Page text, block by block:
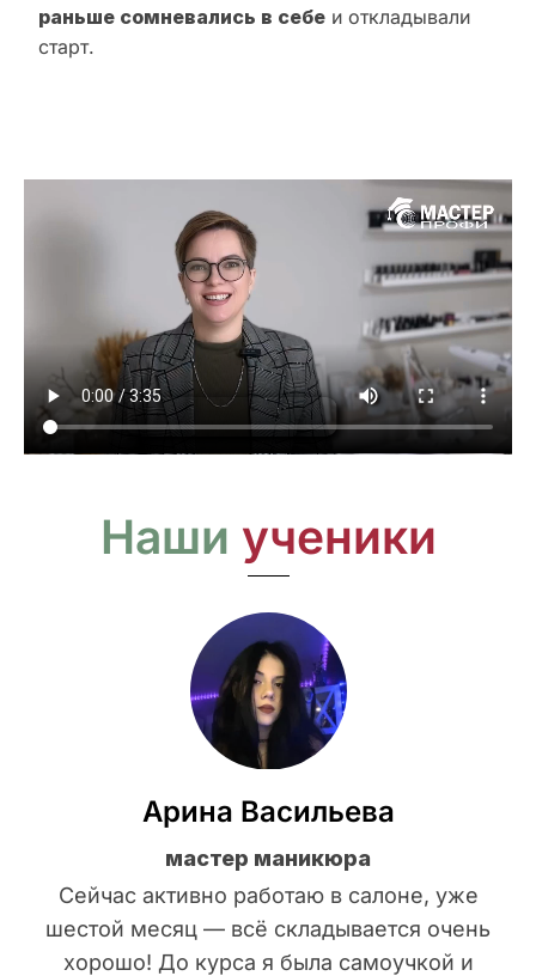
раньше сомневались в себе и откладывали
старт.
Наши ученики
Арина Васильева
мастер маникюра
Сейчас активно работаю в салоне, уже
шестой месяц — всё складывается очень
хорошо! До курса я была самоучкой и